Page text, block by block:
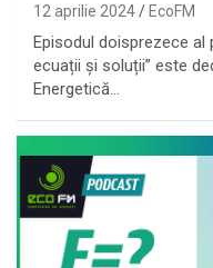
12 aprilie 2024 EcoFM
Episodul doisprezece al
ecuații și soluții” este
Energetică…